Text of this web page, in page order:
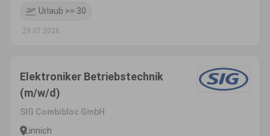
Urlaub >= 30
29.07.2026
Elektroniker Betriebstechnik
(m/w/d)
SIG Combibloc GmbH
Linnich